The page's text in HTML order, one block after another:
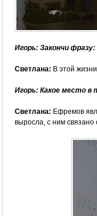
Игорь: Закончи
Светлана: В этой
Игорь: Какое место в
Светлана: Ефремов
выросла, с ним